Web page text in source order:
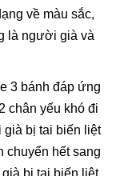
về màu sắc,
là người già và
3 bánh đáp ứng
chân yếu khó đi
bị tai biến liệt
chuyển hết sang
bị tai biến liệt